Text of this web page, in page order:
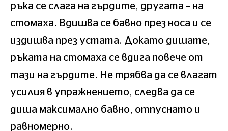
ръка се слага на гърдите, другата – на
стомаха. Вдишва се бавно през носа и се
издишва през устата. Докато дишате,
ръката на стомаха се вдига повече от
тази на гърдите. Не трябва да се влагат
усилия в упражнението, следва да се
диша максимално бавно, отпуснато и
равномерно.